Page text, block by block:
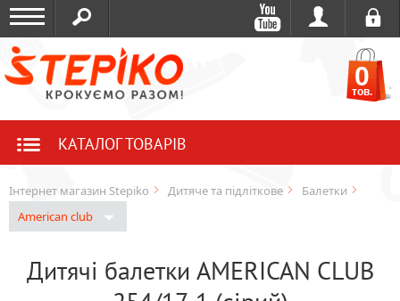
0
тов.
КАТАЛОГ ТОВАРІВ
Інтернет магазин Stepiko Дитяче та підліткове
Балетки
American club
Дитячі балетки AMERICAN CLUB